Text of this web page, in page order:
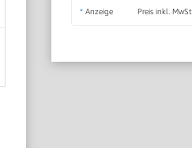
* Anzeige Preis inkl.